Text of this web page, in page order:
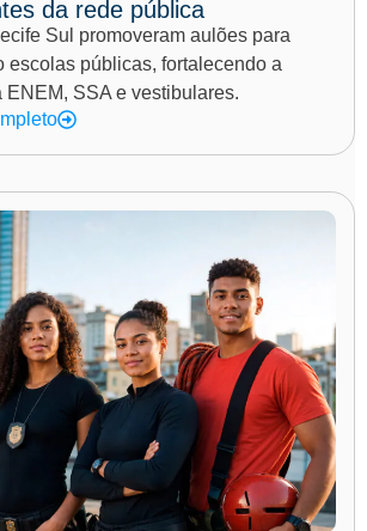
da rede pública
Sul promoveram aulões para
escolas públicas, fortalecendo a
ENEM, SSA e vestibulares.